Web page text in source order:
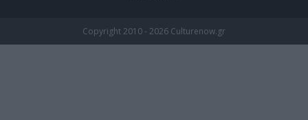
Copyright 2010 - 2026 Culturenow.gr